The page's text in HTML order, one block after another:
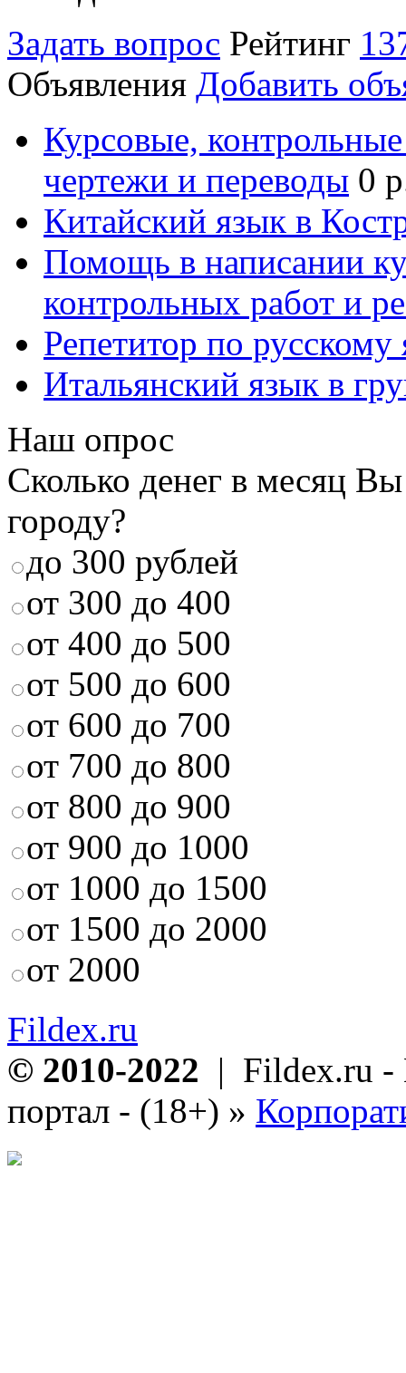
Задать вопрос Рейтинг
Объявления Добавить
Курсовые,
чертежи и переводы 0
Китайский язык в
Помощь в написании
контрольных работ и
Репетитор по русскому
Итальянский язык в
Наш опрос
Сколько денег в месяц
городу?
до 300 рублей
от 300 до 400
от 400 до 500
от 500 до 600
от 600 до 700
от 700 до 800
от 800 до 900
от 900 до 1000
от 1000 до 1500
от 1500 до 2000
от 2000
Fildex.ru
© 2010-2022 | Fildex.ru -
портал - (18+) »